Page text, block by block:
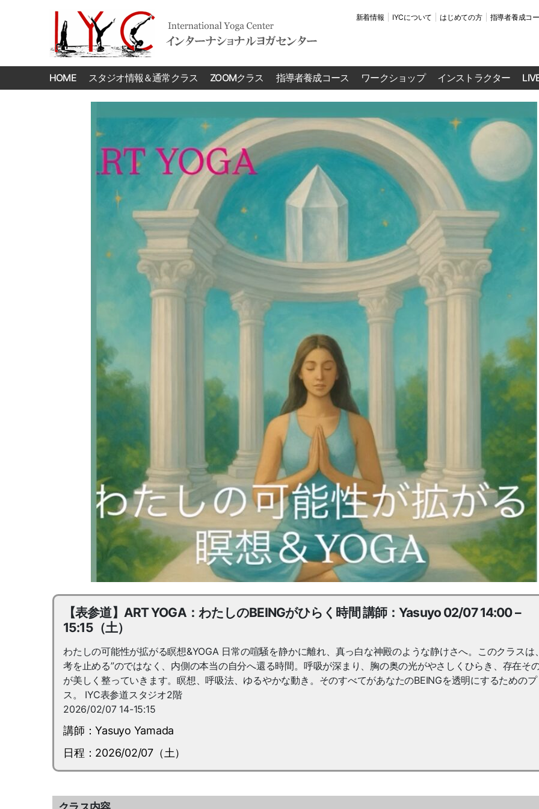
Yoga
Center
新着情報 IYCについて はじめての方 指導者養成コ
HOME スタジオ情報＆通常クラス ZOOMクラス 指導者養成コース ワークショップ インストラクター
【表参道】ART YOGA：わたしのBEINGがひらく時間 講師：Yasuyo 02/07 14:00 –
15:15（土）
わたしの可能性が拡がる瞑想&YOGA 日常の喧騒を静かに離れ、真っ白な神殿のような静けさへ。このクラスは
考を止める”のではなく、内側の本当の自分へ還る時間。呼吸が深まり、胸の奥の光がやさしくひらき、存在そ
が美しく整っていきます。瞑想、呼吸法、ゆるやかな動き。そのすべてがあなたのBEINGを透明にするための
ス。 IYC表参道スタジオ2階
2026/02/07 14-15:15
講師：Yasuyo Yamada
日程：2026/02/07（土）